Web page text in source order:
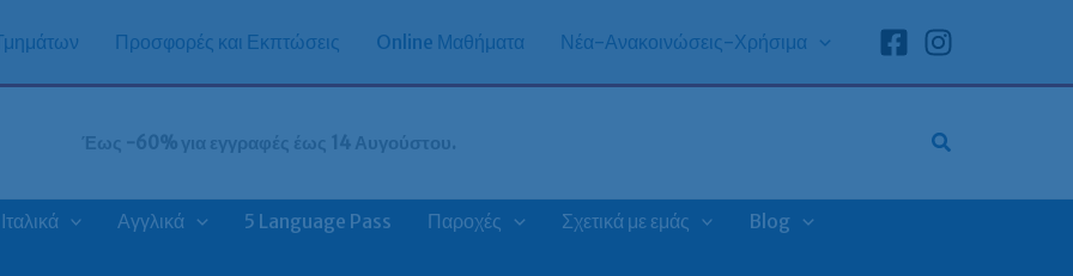
Προσφορές και Εκπτώσεις Online Μαθήματα Νέα-Ανακοινώσεις-Χρήσιμα
Έως -60% για εγγραφές έως 14 Αυγούστου.
Ιταλικά Αγγλικά 5 Language Pass Παροχές Σχετικά με εμάς
Blog